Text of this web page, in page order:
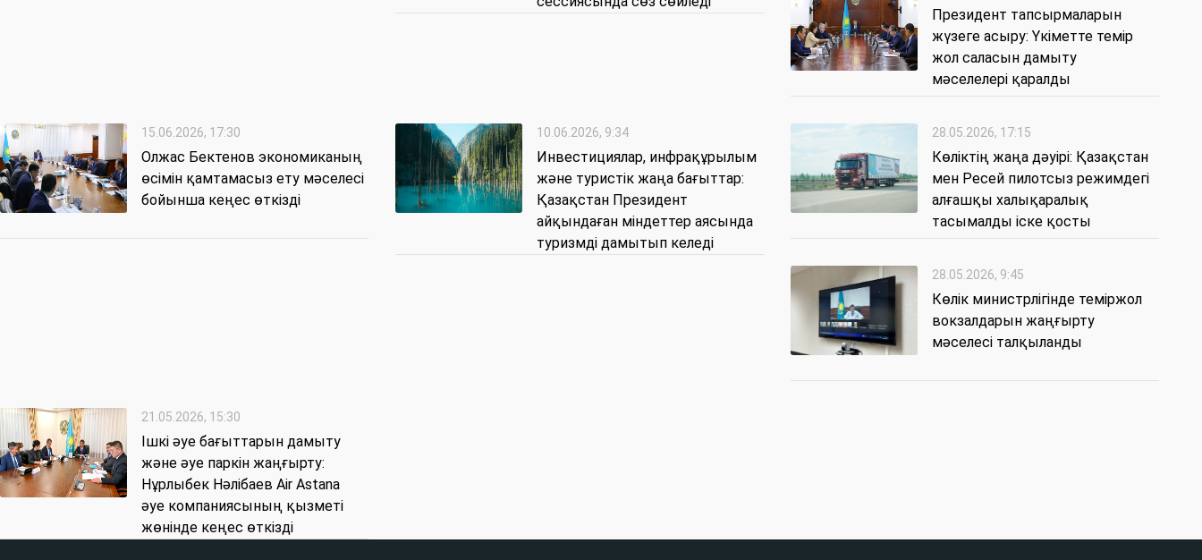
Президент тапсырмаларын
жүзеге асыру: Үкіметте темір
жол саласын дамыту
мәселелері қаралды
15.06.2026, 17:30
Олжас Бектенов экономиканың
өсімін қамтамасыз ету мәселесі
бойынша кеңес өткізді
10.06.2026, 9:34
Инвестициялар, инфрақұрылым
және туристік жаңа бағыттар:
Қазақстан Президент
айқындаған міндеттер аясында
туризмді дамытып келеді
28.05.2026, 17:15
Көліктің жаңа дәуірі: Қазақстан
мен Ресей пилотсыз режимдегі
алғашқы халықаралық
тасымалды іске қосты
28.05.2026, 9:45
Көлік министрлігінде теміржол
вокзалдарын жаңғырту
мәселесі талқыланды
21.05.2026, 15:30
Ішкі әуе бағыттарын дамыту
және әуе паркін жаңғырту:
Нұрлыбек Нәлібаев Air Astana
әуе компаниясының қызметі
жөнінде кеңес өткізді